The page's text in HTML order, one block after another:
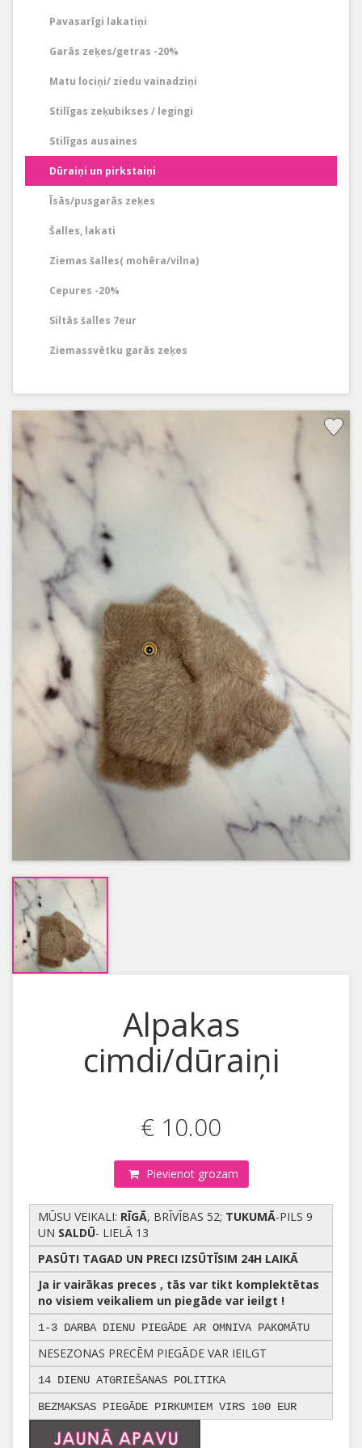
Pavasarīgi lakatiņi
Garās zeķes/getras -20%
Matu lociņi/ ziedu vainadziņi
Stilīgas zeķubikses / legingi
Stilīgas ausaines
Dūraiņi un pirkstaiņi
Īsās/pusgarās zeķes
Šalles, lakati
Ziemas šalles( mohēra/vilna)
Cepures -20%
Siltās šalles 7eur
Ziemassvētku garās zeķes
Alpakas
cimdi/dūraiņi
€ 10.00
Pievienot grozam
MŪSU VEIKALI: RĪGĀ, BRĪVĪBAS 52; TUKUMĀ-PILS 9
UN SALDŪ- LIELĀ 13
PASŪTI TAGAD UN PRECI IZSŪTĪSIM 24H LAIKĀ
Ja ir vairākas preces , tās var tikt komplektētas
no visiem veikaliem un piegāde var ieilgt !
1-3 DARBA DIENU PIEGĀDE AR OMNIVA PAKOMĀTU
NESEZONAS PRECĒM PIEGĀDE VAR IEILGT
14 DIENU ATGRIEŠANAS POLITIKA
BEZMAKSAS PIEGĀDE PIRKUMIEM VIRS 100 EUR